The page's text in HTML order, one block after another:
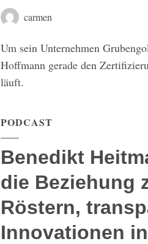
carmen
Um sein Unternehmen
Hoffmann gerade den
läuft.
PODCAST
Benedikt
die Beziehung
Röstern,
Innovationen